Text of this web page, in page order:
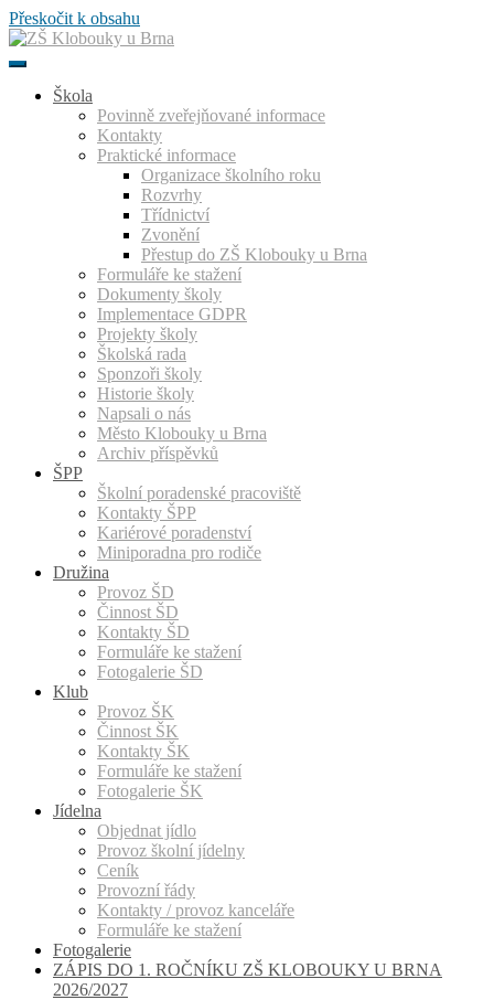
Přeskočit k obsahu
Škola
Povinně zveřejňované informace
Kontakty
Praktické informace
Organizace školního roku
Rozvrhy
Třídnictví
Zvonění
Přestup do ZŠ Klobouky u Brna
Formuláře ke stažení
Dokumenty školy
Implementace GDPR
Projekty školy
Školská rada
Sponzoři školy
Historie školy
Napsali o nás
Město Klobouky u Brna
Archiv příspěvků
ŠPP
Školní poradenské pracoviště
Kontakty ŠPP
Kariérové poradenství
Miniporadna pro rodiče
Družina
Provoz ŠD
Činnost ŠD
Kontakty ŠD
Formuláře ke stažení
Fotogalerie ŠD
Klub
Provoz ŠK
Činnost ŠK
Kontakty ŠK
Formuláře ke stažení
Fotogalerie ŠK
Jídelna
Objednat jídlo
Provoz školní jídelny
Ceník
Provozní řády
Kontakty / provoz kanceláře
Formuláře ke stažení
Fotogalerie
ZÁPIS DO 1. ROČNÍKU ZŠ KLOBOUKY U BRNA
2026/2027